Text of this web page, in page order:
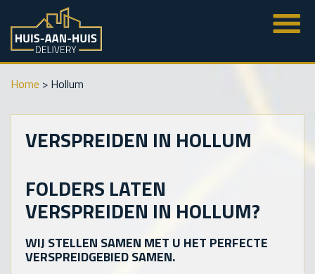
Home > Hollum
VERSPREIDEN IN HOLLUM
FOLDERS LATEN
VERSPREIDEN IN HOLLUM?
WIJ STELLEN SAMEN MET U HET PERFECTE
VERSPREIDGEBIED SAMEN.